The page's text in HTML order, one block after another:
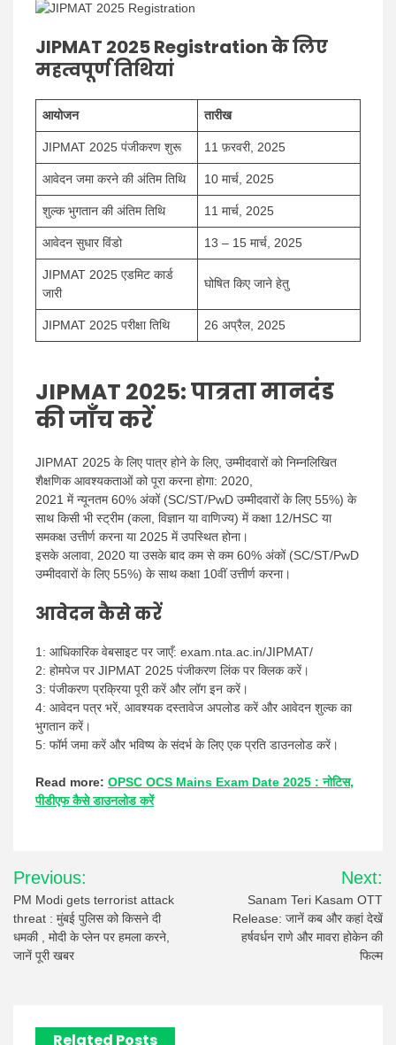
JIPMAT 2025 Registration के लिए
महत्वपूर्ण तिथियां
आयोजन तारीख
JIPMAT 2025 पंजीकरण शुरू 11 फ़रवरी, 2025
आवेदन जमा करने की अंतिम तिथि 10 मार्च, 2025
शुल्क भुगतान की अंतिम तिथि 11 मार्च, 2025
आवेदन सुधार विंडो 13 – 15 मार्च, 2025
JIPMAT 2025 एडमिट कार्ड
जारी
घोषित किए जाने हेतु
JIPMAT 2025 परीक्षा तिथि 26 अप्रैल, 2025
JIPMAT 2025: पात्रता मानदंड
की जाँच करें
JIPMAT 2025 के लिए पात्र होने के लिए, उम्मीदवारों को निम्नलिखित
शैक्षणिक आवश्यकताओं को पूरा करना होगा: 2020,
2021 में न्यूनतम 60% अंकों (SC/ST/PwD उम्मीदवारों के लिए 55%) के
साथ किसी भी स्ट्रीम (कला, विज्ञान या वाणिज्य) में कक्षा 12/HSC या
समकक्ष उत्तीर्ण करना या 2025 में उपस्थित होना।
इसके अलावा, 2020 या उसके बाद कम से कम 60% अंकों (SC/ST/PwD
उम्मीदवारों के लिए 55%) के साथ कक्षा 10वीं उत्तीर्ण करना।
आवेदन कैसे करें
1: आधिकारिक वेबसाइट पर जाएँ: exam.nta.ac.in/JIPMAT/
2: होमपेज पर JIPMAT 2025 पंजीकरण लिंक पर क्लिक करें।
3: पंजीकरण प्रक्रिया पूरी करें और लॉग इन करें।
4: आवेदन पत्र भरें, आवश्यक दस्तावेज अपलोड करें और आवेदन शुल्क का
भुगतान करें।
5: फॉर्म जमा करें और भविष्य के संदर्भ के लिए एक प्रति डाउनलोड करें।
Read more: OPSC OCS Mains Exam Date 2025 : नोटिस,
पीडीएफ कैसे डाउनलोड करें
Post
navigation
Previous:
PM Modi gets terrorist attack
threat : मुंबई पुलिस को किसने दी
धमकी , मोदी के प्लेन पर हमला करने,
जानें पूरी खबर
Next:
Sanam Teri Kasam OTT
Release: जानें कब और कहां देखें
हर्षवर्धन राणे और मावरा होकेन की
फिल्म
Related Posts